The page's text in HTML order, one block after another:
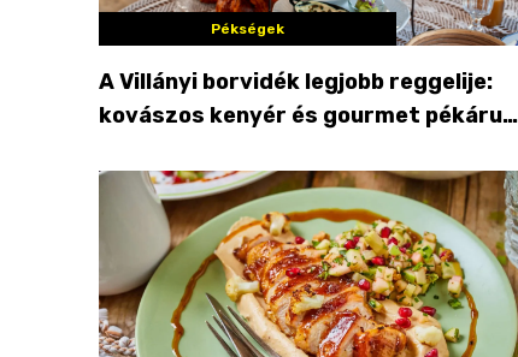
Pékségek
A Villányi borvidék legjobb reggelije:
kovászos kenyér és gourmet pékáruk